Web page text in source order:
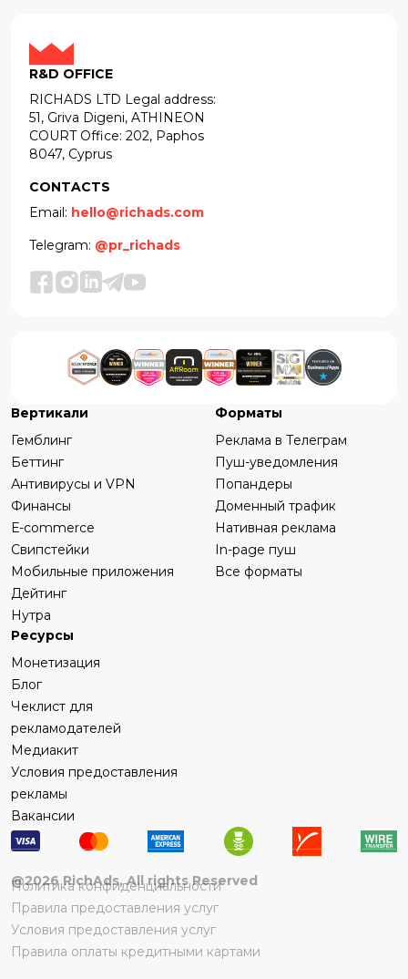
R&D OFFICE
RICHADS LTD Legal address:
51, Griva Digeni, ATHINEON
COURT Office: 202, Paphos
8047, Cyprus
CONTACTS
Email: hello@richads.com
Telegram: @pr_richads
Вертикали
Гемблинг
Беттинг
Антивирусы и VPN
Финансы
Е-commerce
Свипстейки
Мобильные приложения
Дейтинг
Нутра
Форматы
Реклама в Телеграм
Пуш-уведомления
Попандеры
Доменный трафик
Нативная реклама
In-page пуш
Все форматы
Ресурсы
Монетизация
Блог
Чеклист для
рекламодателей
Медиакит
Условия предоставления
рекламы
Вакансии
@2026RichAds, All rights Reserved
Политика конфиденциальности
Правила предоставления услуг
Условия предоставления услуг
Правила оплаты кредитными картами